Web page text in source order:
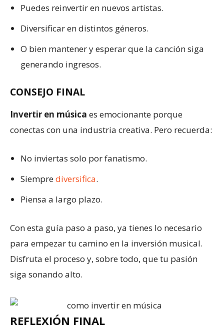
Puedes reinvertir en nuevos artistas.
Diversificar en distintos géneros.
O bien mantener y esperar que la canción siga
generando ingresos.
CONSEJO FINAL
Invertir en música es emocionante porque
conectas con una industria creativa. Pero recuerda:
No inviertas solo por fanatismo.
Siemprediversifica.
Piensa a largo plazo.
Con esta guía paso a paso, ya tienes lo necesario
para empezar tu camino en la inversión musical.
Disfruta el proceso y, sobre todo, que tu pasión
siga sonando alto.
REFLEXIÓN FINAL